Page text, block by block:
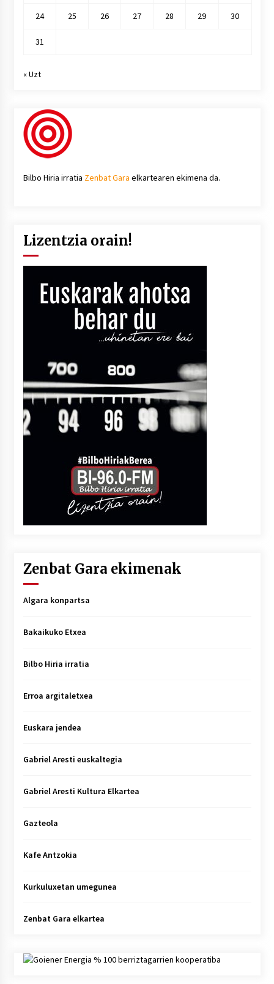
24 25 26 27 28 29 30
31
« Uzt
Bilbo Hiria irratia Zenbat Gara elkartearen ekimena da.
Lizentzia orain!
Zenbat Gara ekimenak
Algara konpartsa
Bakaikuko Etxea
Bilbo Hiria irratia
Erroa argitaletxea
Euskara jendea
Gabriel Aresti euskaltegia
Gabriel Aresti Kultura Elkartea
Gazteola
Kafe Antzokia
Kurkuluxetan umegunea
Zenbat Gara elkartea